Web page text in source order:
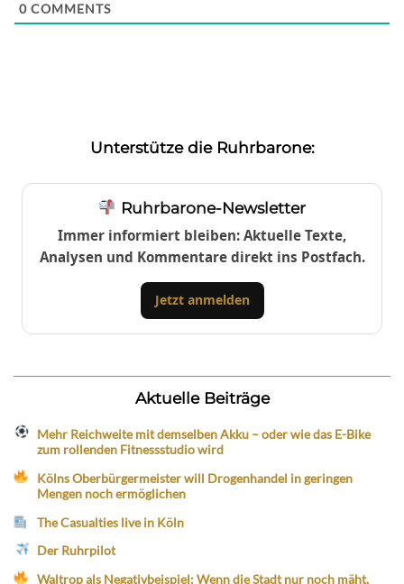
0 COMMENTS
Unterstütze die Ruhrbarone:
Ruhrbarone-Newsletter
Immer informiert bleiben: Aktuelle Texte,
Analysen und Kommentare direkt ins Postfach.
Jetzt anmelden
Aktuelle Beiträge
Mehr Reichweite mit demselben Akku – oder wie das E-Bike
zum rollenden Fitnessstudio wird
Kölns Oberbürgermeister will Drogenhandel in geringen
Mengen noch ermöglichen
The Casualties live in Köln
Der Ruhrpilot
Waltrop als Negativbeispiel: Wenn die Stadt nur noch mäht,